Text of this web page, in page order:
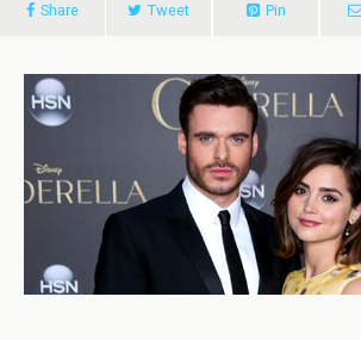
Share Tweet Pin